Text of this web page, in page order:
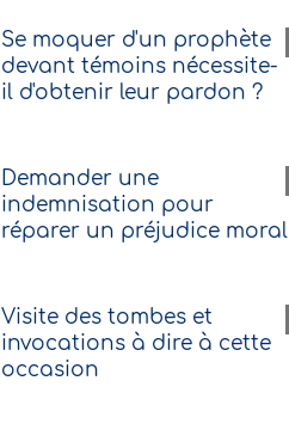
Se moquer d'un prophète
devant témoins nécessite-
il d'obtenir leur pardon ?
Demander une
indemnisation pour
réparer un préjudice moral
Visite des tombes et
invocations à dire à cette
occasion